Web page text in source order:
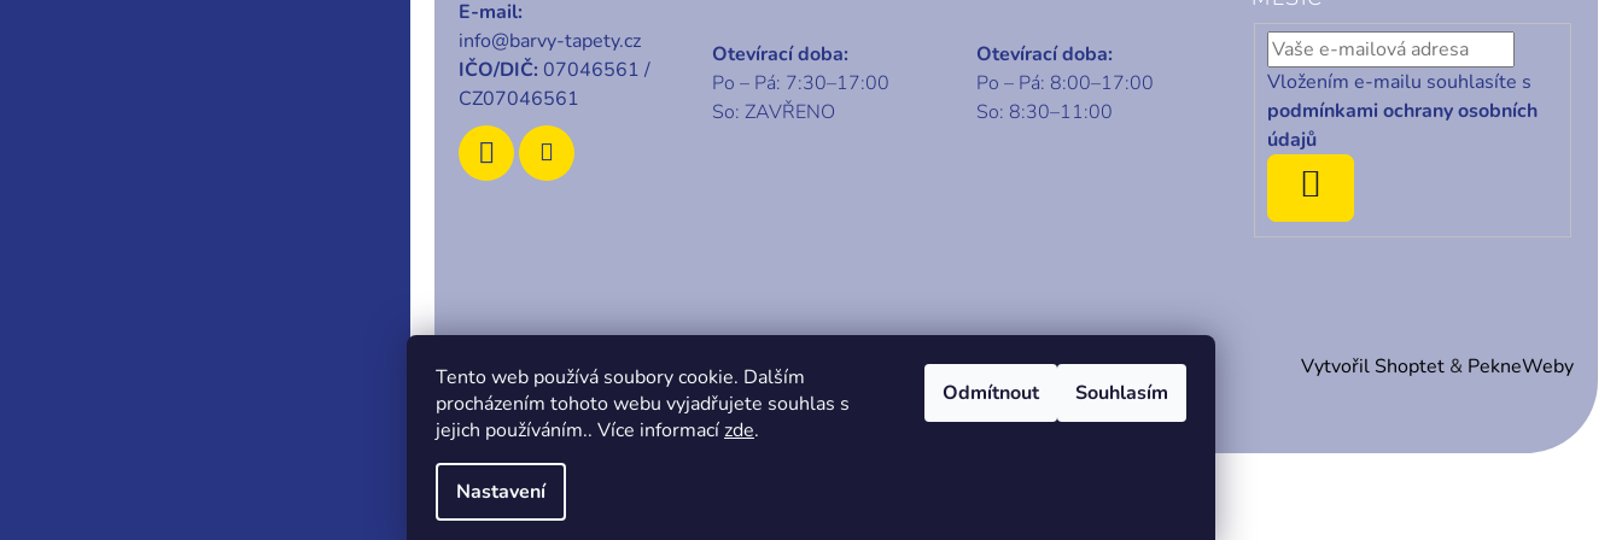
Tento web používá soubory cookie. Dalším
procházením tohoto webu vyjadřujete souhlas s
jejich používáním.. Více informacízde.
Nastavení
Odmítnout Souhlasím
E-mail:
info@barvy-tapety.cz
IČO/DIČ: 07046561 /
CZ07046561
Otevírací doba:
Po – Pá: 7:30–17:00
So: ZAVŘENO
Otevírací doba:
Po – Pá: 8:00–17:00
So: 8:30–11:00
Vložením e-mailu souhlasíte s
podmínkami ochrany osobních
údajů
Vytvořil Shoptet & PekneWeby
Copyright 2026 KABA centrum . Všechna práva vyhrazena.